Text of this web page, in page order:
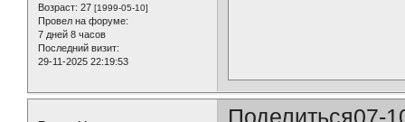
Возраст: 27 [1999-05-10]
Провел на форуме:
7 дней 8 часов
Последний визит:
29-11-2025 22:19:53